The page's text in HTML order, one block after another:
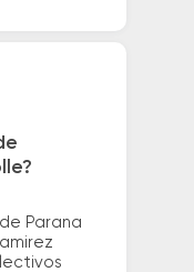
Parana